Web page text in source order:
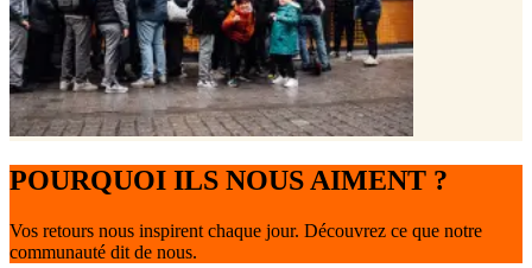
POURQUOI ILS NOUS AIMENT ?
Vos retours nous inspirent chaque jour. Découvrez ce que notre
communauté dit de nous.